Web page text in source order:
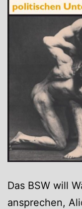
Das BSW will
ansprechen,